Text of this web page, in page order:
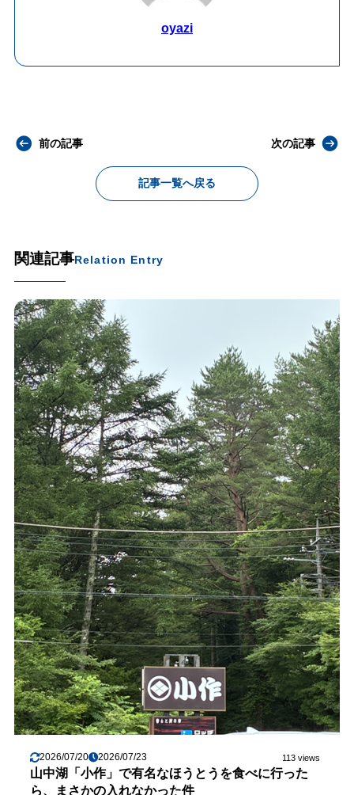
oyazi
前の記事
記事一覧へ戻る
次の記事
関連記事Relation Entry
2026/07/20 2026/07/23 113 views
山中湖「小作」で有名なほうとうを食べに行った
ら、まさかの入れなかった件